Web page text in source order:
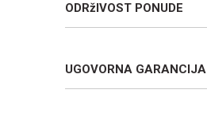
ODRžIVOST PONUDE
UGOVORNA GARANCIJA